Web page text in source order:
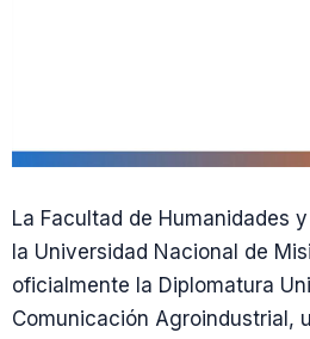
La Facultad de Humanidades
la Universidad Nacional de
oficialmente la Diplomatura
Comunicación Agroindustrial,